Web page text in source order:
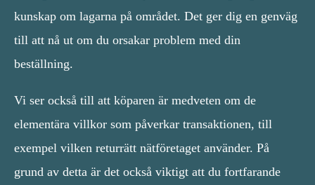
kunskap om lagarna på området. Det ger dig en genväg
till att nå ut om du orsakar problem med din
beställning.
Vi ser också till att köparen är medveten om de
elementära villkor som påverkar transaktionen, till
exempel vilken returrätt nätföretaget använder. På
grund av detta är det också viktigt att du fortfarande